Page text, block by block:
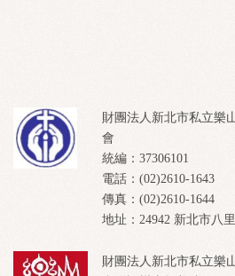
財團法人新北市私立樂
會
統編：37306101
電話：(02)2610-1643
傳真：(02)2610-1644
地址：24942 新北市八
財團法人新北市私立樂